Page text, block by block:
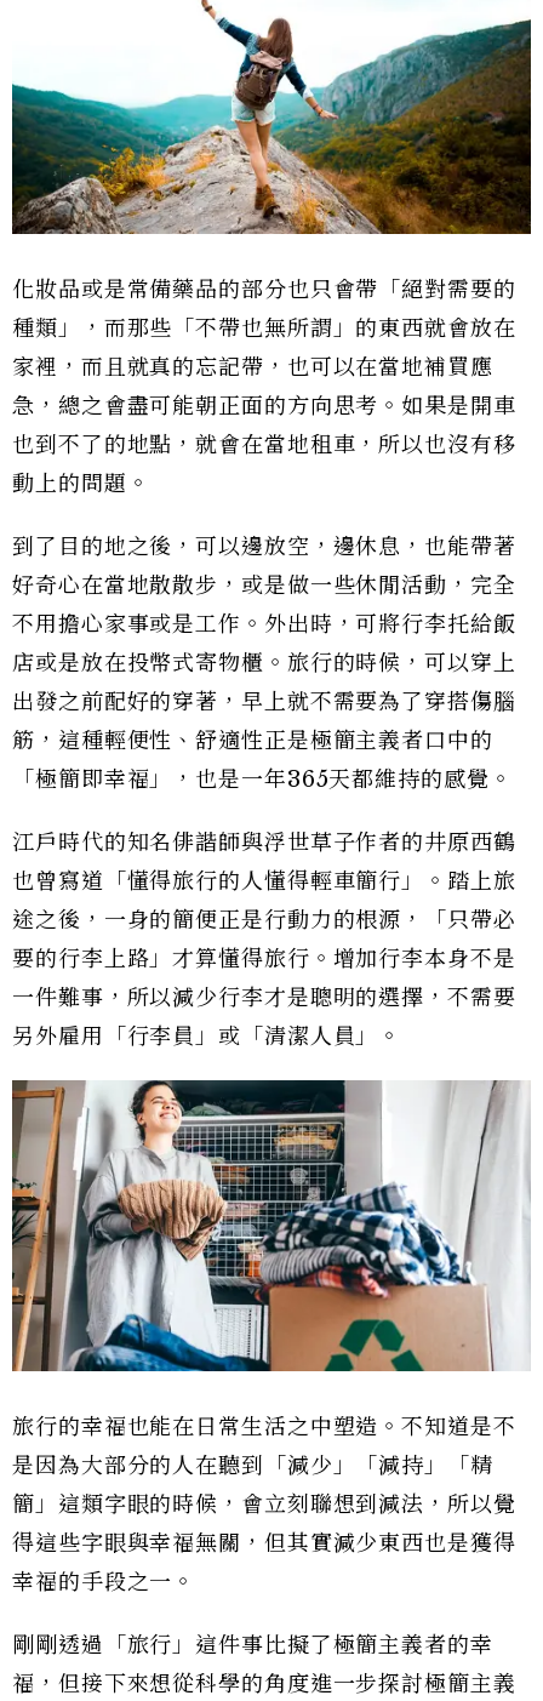
化妝品或是常備藥品的部分也只會帶「絕對需要的
種類」，而那些「不帶也無所謂」的東西就會放在
家裡，而且就真的忘記帶，也可以在當地補買應
急，總之會盡可能朝正面的方向思考。如果是開車
也到不了的地點，就會在當地租車，所以也沒有移
動上的問題。
到了目的地之後，可以邊放空，邊休息，也能帶著
好奇心在當地散散步，或是做一些休閒活動，完全
不用擔心家事或是工作。外出時，可將行李托給飯
店或是放在投幣式寄物櫃。旅行的時候，可以穿上
出發之前配好的穿著，早上就不需要為了穿搭傷腦
筋，這種輕便性、舒適性正是極簡主義者口中的
「極簡即幸福」，也是一年365天都維持的感覺。
江戶時代的知名俳諧師與浮世草子作者的井原西鶴
也曾寫道「懂得旅行的人懂得輕車簡行」。踏上旅
途之後，一身的簡便正是行動力的根源，「只帶必
要的行李上路」才算懂得旅行。增加行李本身不是
一件難事，所以減少行李才是聰明的選擇，不需要
另外雇用「行李員」或「清潔人員」。
旅行的幸福也能在日常生活之中塑造。不知道是不
是因為大部分的人在聽到「減少」「減持」「精
簡」這類字眼的時候，會立刻聯想到減法，所以覺
得這些字眼與幸福無關，但其實減少東西也是獲得
幸福的手段之一。
剛剛透過「旅行」這件事比擬了極簡主義者的幸
福，但接下來想從科學的角度進一步探討極簡主義